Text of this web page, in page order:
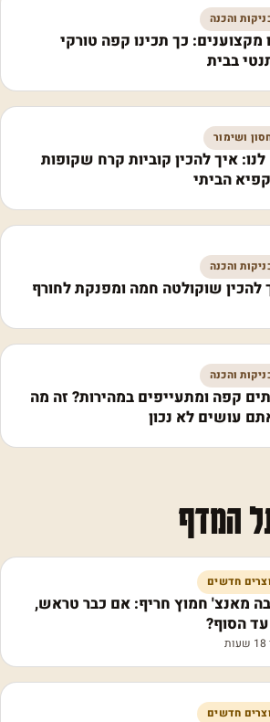
והכנה
מקצוענים: כך תכינו קפה טורקי
בבית
ושימור
איך להכין קוביות קרח שקופות
הביתי
והכנה
להכין שוקולטה חמה ומפנקת לחורף
והכנה
קפה ומתעייפים במהירות? זה מה
עושים לא נכון
המדף
חדשים
מאנצ' חמוץ חריף: אם כבר טראש,
הסוף?
חדשים